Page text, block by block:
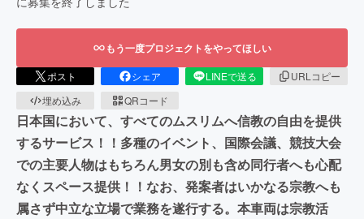
もう一度プロジェクトをやってほしい
ポスト シェア LINEで送る
URLコピー
埋め込み
QRコード
日本国において、すべてのムスリムへ信教の自由を提供
するサービス！！多種のイベント、国際会議、競技大会
での主要人物はもちろん男女の別も含め同行者へも心配
なくスペース提供！！なお、発案者はいかなる宗教へも
属さず中立な立場で業務を遂行する。本車両は宗教活